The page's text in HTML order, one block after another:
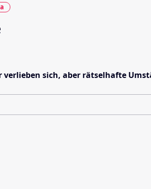
verlieben sich, aber rätselhafte